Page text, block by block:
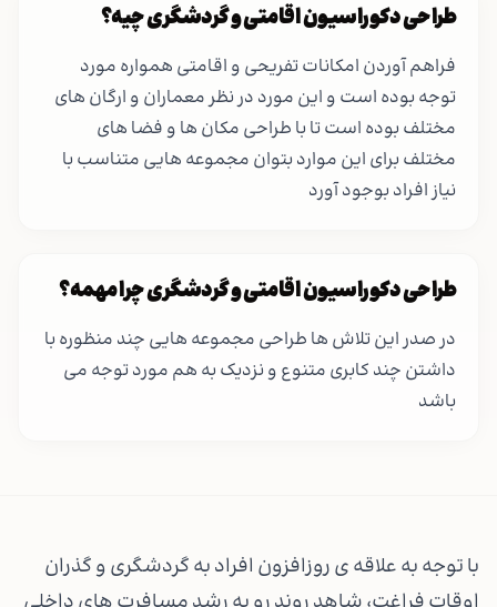
طراحی دکوراسیون اقامتی و گردشگری چیه؟
فراهم آوردن امکانات تفریحی و اقامتی همواره مورد
توجه بوده است و این مورد در نظر معماران و ارگان های
مختلف بوده است تا با طراحی مکان ها و فضا های
مختلف برای این موارد بتوان مجموعه هایی متناسب با
نیاز افراد بوجود آورد
طراحی دکوراسیون اقامتی و گردشگری چرا مهمه؟
در صدر این تلاش ها طراحی مجموعه هایی چند منظوره با
داشتن چند کابری متنوع و نزدیک به هم مورد توجه می
باشد
با توجه به علاقه ی روزافزون افراد به گردشگری و گذران